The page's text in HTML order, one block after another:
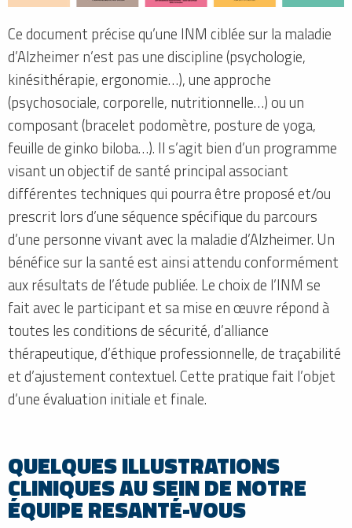
Ce document précise qu’une INM ciblée sur la maladie
d’Alzheimer n’est pas une discipline (psychologie,
kinésithérapie, ergonomie…), une approche
(psychosociale, corporelle, nutritionnelle…) ou un
composant (bracelet podomètre, posture de yoga,
feuille de ginko biloba…). Il s’agit bien d’un programme
visant un objectif de santé principal associant
différentes techniques qui pourra être proposé et/ou
prescrit lors d’une séquence spécifique du parcours
d’une personne vivant avec la maladie d’Alzheimer. Un
bénéfice sur la santé est ainsi attendu conformément
aux résultats de l’étude publiée. Le choix de l’INM se
fait avec le participant et sa mise en œuvre répond à
toutes les conditions de sécurité, d’alliance
thérapeutique, d’éthique professionnelle, de traçabilité
et d’ajustement contextuel. Cette pratique fait l’objet
d’une évaluation initiale et finale.
QUELQUES ILLUSTRATIONS
CLINIQUES AU SEIN DE NOTRE
ÉQUIPE RESANTÉ-VOUS